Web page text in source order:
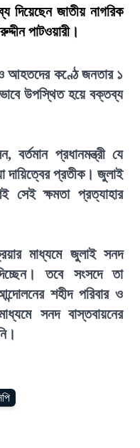
দিয়েছেন জাতীয় নাগরিক
পাটওয়ারী।
আহতদের কণ্ঠে জনতার ১
উপস্থিত হয়ে বক্তব্য
বর্তমান প্রধানমন্ত্রী যে
দায়িত্বের প্রতীক। জুলাই
সেই ক্ষমতা প্রত্যাহার
মাধ্যমে জুলাই সনদ
তবে সংসদে তা
শহীদ পরিবার ও
সনদ বাস্তবায়নের